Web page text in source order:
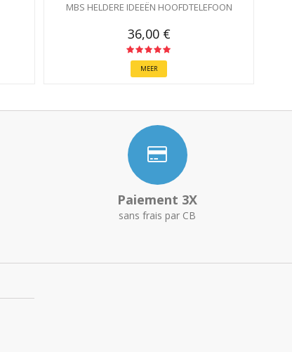
MBS HELDERE IDEEËN HOOFDTELEFOON
36,00 €
MEER
Paiement 3X
sans frais par CB